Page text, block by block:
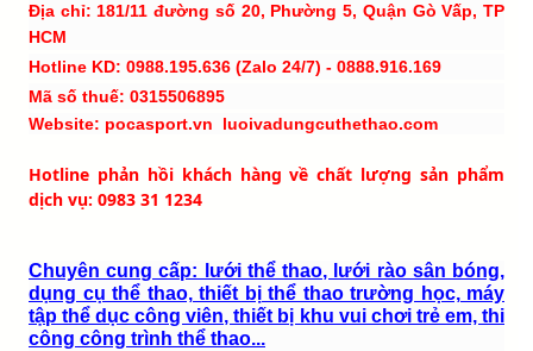
Địa chỉ: 181/11 đường số 20, Phường 5, Quận Gò Vấp, TP
HCM
Hotline KD: 0988.195.636 (Zalo 24/7) - 0888.916.169
Mã số thuế: 0315506895
Website: pocasport.vn luoivadungcuthethao.com
Hotline phản hồi khách hàng về chất lượng sản phẩm
dịch vụ: 0983 31 1234
Chuyên cung cấp: lưới thể thao, lưới rào sân bóng,
dụng cụ thể thao, thiết bị thể thao trường học, máy
tập thể dục công viên, thiết bị khu vui chơi trẻ em, thi
công công trình thể thao...